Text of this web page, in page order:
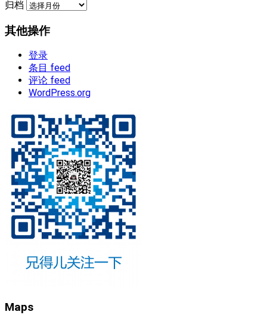
归档
其他操作
登录
条目 feed
评论 feed
WordPress.org
Maps